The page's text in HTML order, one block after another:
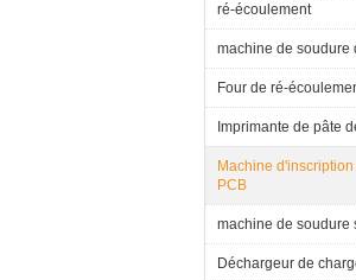
ré-écoulement
machine de soudure
Four de ré-
Imprimante de pâte
Machine
PCB
machine de soudure
Déchargeur de